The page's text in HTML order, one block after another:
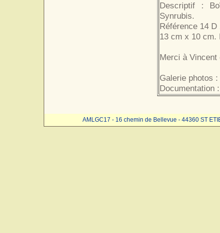
Descriptif :
Synrubis.
Référence 14 D
13 cm x 10 cm.
Merci à Vincent
Galerie photos :
Documentation :
AMLGC17 - 16 chemin de Bellevue - 44360 ST